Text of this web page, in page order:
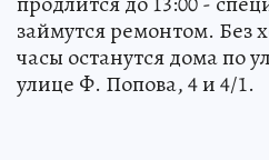
займутся ремонтом. Без
часы останутся дома по
улице Ф. Попова, 4 и 4/1.